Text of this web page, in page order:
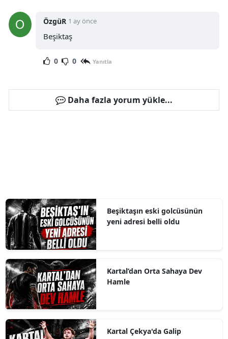
ÖzgüR 1 ay önce
Beşiktaş
0 0 Yanıtla
Daha fazla yorum yükle...
Beşiktaşın eski golcüsünün
yeni adresi belli oldu
Kartal’dan Orta Sahaya Dev
Hamle
Kartal Çekya'da Galip